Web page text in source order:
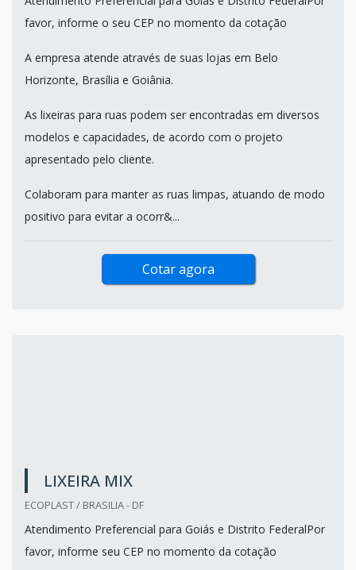
LIXEIRAS PARA RUAS
ECOPLAST / BRASILIA - DF
Atendimento Preferencial para Goiás e Distrito FederalPor
A empresa atende através de suas lojas em Belo
Horizonte, Brasília e Goiânia.
As lixeiras para ruas podem ser encontradas em diversos
modelos e capacidades, de acordo com o projeto
Colaboram para manter as ruas limpas, atuando de modo
LIXEIRA MIX